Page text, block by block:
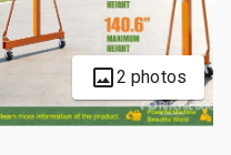
2 photos